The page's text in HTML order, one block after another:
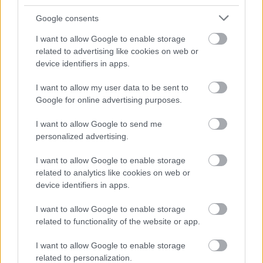
Google consents
I want to allow Google to enable storage
related to advertising like cookies on web or
device identifiers in apps.
I want to allow my user data to be sent to
Google for online advertising purposes.
I want to allow Google to send me
personalized advertising.
I want to allow Google to enable storage
related to analytics like cookies on web or
device identifiers in apps.
I want to allow Google to enable storage
related to functionality of the website or app.
I want to allow Google to enable storage
related to personalization.
δήμαρχος του Βόλου», ανέφερε η δημοσιογράφος
του MEGA.
Ο Χρήστος Παναγιωτόπουλος απαντά για τη ρεπόρτερ